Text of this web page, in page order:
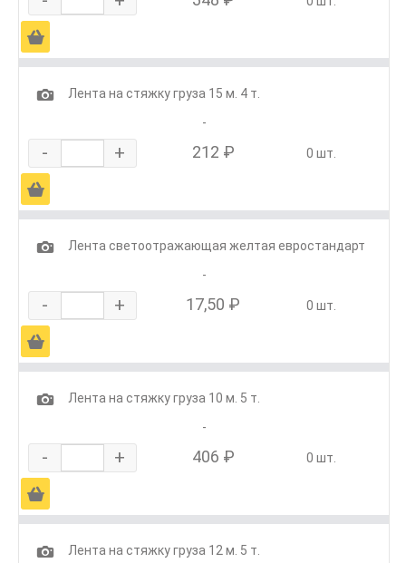
Ä
1
Лента на стяжку груза 15 м. 4 т.
-
- + 212 ₽ 0 шт.
Ä
1
Лента светоотражающая желтая евростандарт
-
- + 17,50 ₽ 0 шт.
Ä
1
Лента на стяжку груза 10 м. 5 т.
-
- + 406 ₽ 0 шт.
Ä
1
Лента на стяжку груза 12 м. 5 т.